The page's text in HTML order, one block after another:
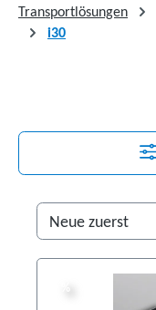
Transportlösungen
i30